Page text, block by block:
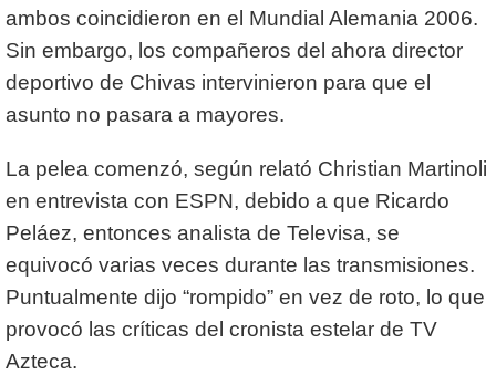
ambos coincidieron en el Mundial Alemania 2006.
Sin embargo, los compañeros del ahora director
deportivo de Chivas intervinieron para que el
asunto no pasara a mayores.
La pelea comenzó, según relató Christian Martinoli
en entrevista con ESPN, debido a que Ricardo
Peláez, entonces analista de Televisa, se
equivocó varias veces durante las transmisiones.
Puntualmente dijo “rompido” en vez de roto, lo que
provocó las críticas del cronista estelar de TV
Azteca.